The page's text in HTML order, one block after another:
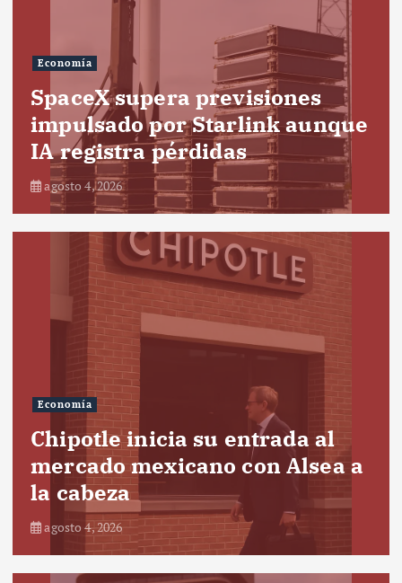
Economía
SpaceX supera previsiones
impulsado por Starlink aunque
IA registra pérdidas
agosto 4, 2026
Economía
Chipotle inicia su entrada al
mercado mexicano con Alsea a
la cabeza
agosto 4, 2026